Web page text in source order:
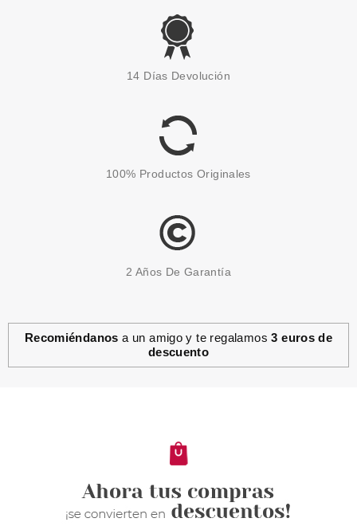
14 Días Devolución
100% Productos Originales
2 Años De Garantía
Recomiéndanos a un amigo y te regalamos3 euros de
descuento